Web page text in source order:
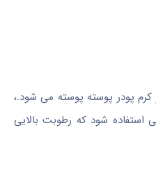
پودر پوسته پوسته می شود.،
استفاده شود که رطوبت بالایی